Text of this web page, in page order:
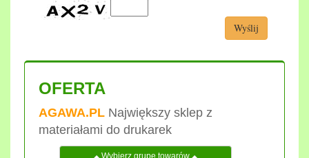
Wyślij
OFERTA
AGAWA.PL Największy sklep z
materiałami do drukarek
Wybierz grupę towarów